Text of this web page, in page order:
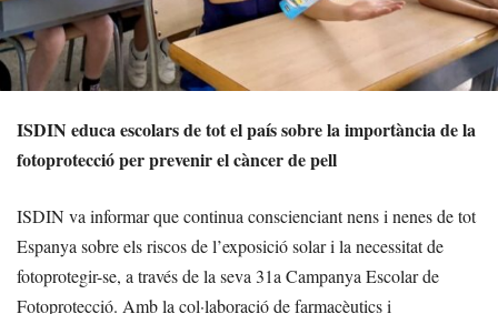
ISDIN educa escolars de tot el país sobre la importància de la
fotoprotecció per prevenir el càncer de pell
ISDIN va informar que continua conscienciant nens i nenes de tot
Espanya sobre els riscos de l’exposició solar i la necessitat de
fotoprotegir-se, a través de la seva 31a Campanya Escolar de
Fotoprotecció. Amb la col·laboració de farmacèutics i